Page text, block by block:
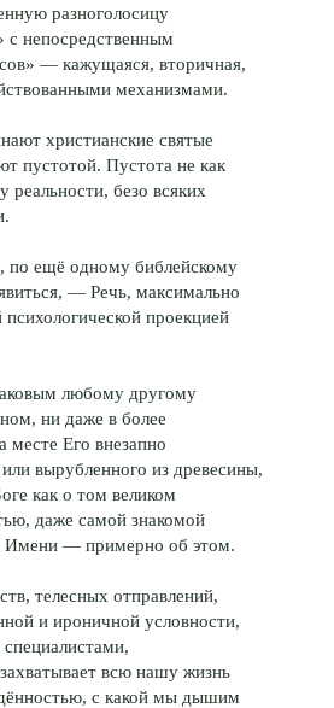
разноголосицу
непосредственным
— кажущаяся, вторичная,
механизмами.
христианские святые
пустотой. Пустота не как
реальности, безо всяких
по ещё одному библейскому
— Речь, максимально
проекцией
любому другому
ни даже в более
Его внезапно
вырубленного из древесины,
как о том великом
даже самой знакомой
Имени — примерно об этом.
телесных отправлений,
и ироничной условности,
всю нашу жизнь
с какой мы дышим